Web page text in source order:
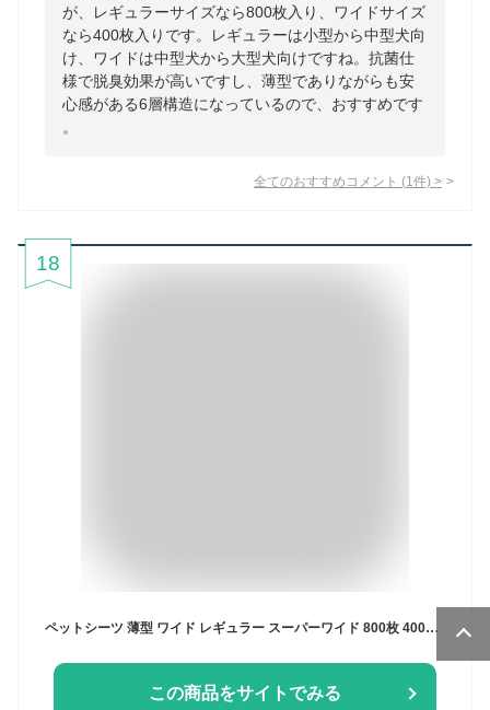
が、レギュラーサイズなら800枚入り、ワイドサイズ
なら400枚入りです。レギュラーは小型から中型犬向
け、ワイドは中型犬から大型犬向けですね。抗菌仕
様で脱臭効果が高いですし、薄型でありながらも安
心感がある6層構造になっているので、おすすめです
。
全てのおすすめコメント (1 件) >
18
ペットシーツ 薄型 ワイド レギュラー スーパーワイド 800枚 400枚 200枚 大容量 消臭 ペット用 ペットシート トイレシート 犬 猫 犬用 ペット用シーツ ペットシート トイレ トイレシーツ おしっこシート ペットシーツワイド ワイドシーツ ワイドサイズ レギュラーサイズ
この商品をサイトでみる